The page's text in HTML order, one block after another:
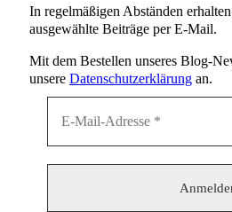
In regelmäßigen Abständen
ausgewählte Beiträge per E-Mail.
Mit dem Bestellen unseres Blog-
unsere Datenschutzerklärung an.